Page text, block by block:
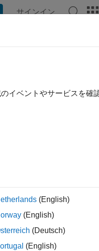
サインイン
この情報は役に立ちましたか
イベントやサービスを確
(English)
(English)
(Deutsch)
(English)